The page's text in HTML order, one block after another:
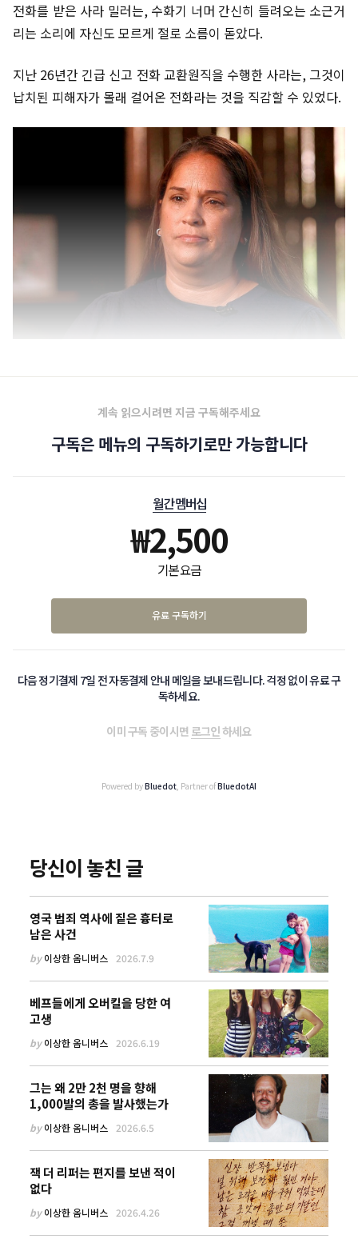
전화를 받은 사라 밀러는, 수화기 너머 간신히 들려오는 소근거
리는 소리에 자신도 모르게 절로 소름이 돋았다.
지난 26년간 긴급 신고 전화 교환원직을 수행한 사라는, 그것이
납치된 피해자가 몰래 걸어온 전화라는 것을 직감할 수 있었다.
계속 읽으시려면 지금 구독해주세요
구독은 메뉴의 구독하기로만 가능합니다
월간 멤버십
₩2,500
기본 요금
유료 구독하기
다음 정기결제 7일 전 자동결제 안내 메일을 보내드립니다. 걱정 없이 유료 구
독하세요.
이미 구독 중이시면 로그인하세요
Powered byBluedot, Partner ofBluedotAI
당신이 놓친 글
영국 범죄 역사에 짙은 흉터로
남은 사건
by이상한 옴니버스 2026.7.9
베프들에게 오버킬을 당한 여
고생
by이상한 옴니버스 2026.6.19
그는 왜 2만 2천 명을 향해
1,000발의 총을 발사했는가
by이상한 옴니버스 2026.6.5
잭 더 리퍼는 편지를 보낸 적이
없다
by이상한 옴니버스 2026.4.26